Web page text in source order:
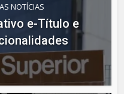
NOTÍCIAS
e-Título e